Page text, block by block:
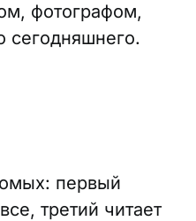
фотографом,
сегодняшнего.
первый
третий читает